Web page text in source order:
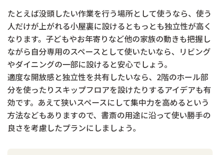
たとえば没頭したい作業を行う場所として使うなら、使う
人だけが上がれる小屋裏に設けるともっとも独立性が高く
なります。子どもやお年寄りなど他の家族の動きも把握し
ながら自分専用のスペースとして使いたいなら、リビング
やダイニングの一部に設けると安心でしょう。
適度な開放感と独立性を共有したいなら、2階のホール部
分を使ったりスキップフロアを設けたりするアイデアも有
効です。あえて狭いスペースにして集中力を高めるという
方法などもありますので、書斎の用途に沿って使い勝手の
良さを考慮したプランにしましょう。